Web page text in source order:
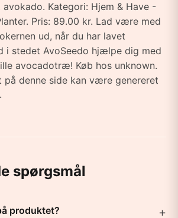
Kategori: Hjem & Have -
Pris: 89.00 kr. Lad være med
ud, når du har lavet
i stedet AvoSeedo hjælpe dig med
avocadotræ! Køb hos unknown.
på denne side kan være genereret
spørgsmål
produktet?